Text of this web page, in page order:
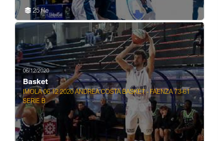
25 file
06/12/2020
Basket
IMOLA 06 12 2020 ANDREA COSTA BASKET - FAENZA 73-61
SERIE B